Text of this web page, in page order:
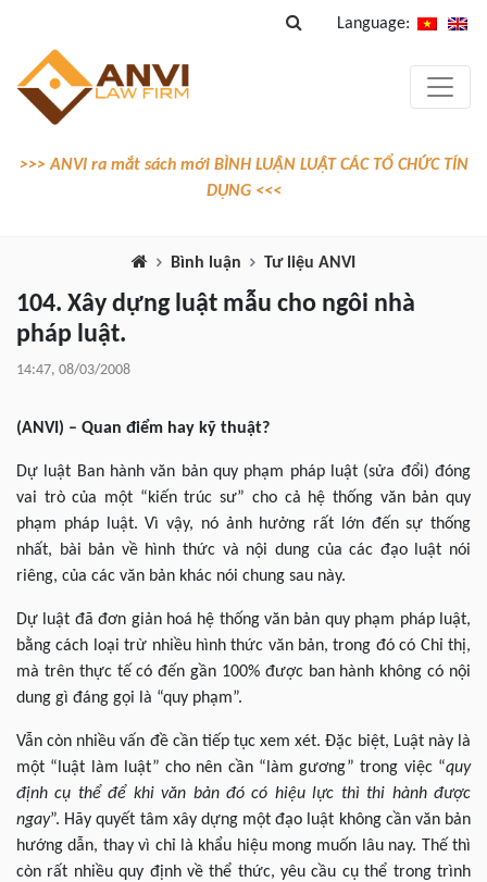
Language:
>>> ANVI ra mắt sách mới BÌNH LUẬN LUẬT CÁC TỔ CHỨC TÍN
DỤNG <<<
Bình luận Tư liệu ANVI
104. Xây dựng luật mẫu cho ngôi nhà
pháp luật.
14:47, 08/03/2008
(ANVI) – Quan điểm hay kỹ thuật?
Dự luật Ban hành văn bản quy phạm pháp luật (sửa đổi) đóng
vai trò của một “kiến trúc sư” cho cả hệ thống văn bản quy
phạm pháp luật. Vì vậy, nó ảnh hưởng rất lớn đến sự thống
nhất, bài bản về hình thức và nội dung của các đạo luật nói
riêng, của các văn bản khác nói chung sau này.
Dự luật đã đơn giản hoá hệ thống văn bản quy phạm pháp luật,
bằng cách loại trừ nhiều hình thức văn bản, trong đó có Chỉ thị,
mà trên thực tế có đến gần 100% được ban hành không có nội
dung gì đáng gọi là “quy phạm”.
Vẫn còn nhiều vấn đề cần tiếp tục xem xét. Đặc biệt, Luật này là
một “luật làm luật” cho nên cần “làm gương” trong việc “quy
định cụ thể để khi văn bản đó có hiệu lực thì thi hành được
ngay”. Hãy quyết tâm xây dựng một đạo luật không cần văn bản
hướng dẫn, thay vì chỉ là khẩu hiệu mong muốn lâu nay. Thế thì
còn rất nhiều quy định về thể thức, yêu cầu cụ thể trong trình